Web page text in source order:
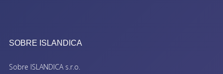
SOBRE ISLANDICA
Sobre ISLANDICA s.r.o.